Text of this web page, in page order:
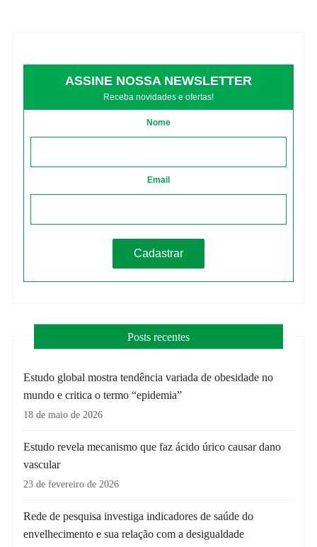
ASSINE NOSSA NEWSLETTER
Receba novidades e ofertas!
Nome
Email
Posts recentes
Estudo global mostra tendência variada de obesidade no
mundo e critica o termo “epidemia”
18 de maio de 2026
Estudo revela mecanismo que faz ácido úrico causar dano
vascular
23 de fevereiro de 2026
Rede de pesquisa investiga indicadores de saúde do
envelhecimento e sua relação com a desigualdade